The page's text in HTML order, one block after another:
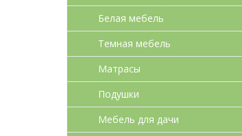
Белая мебель
Темная мебель
Матрасы
Подушки
Мебель для дачи